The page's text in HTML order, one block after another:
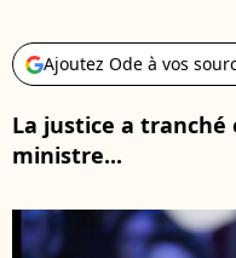
Ajoutez Ode à vos
La justice a
ministre...